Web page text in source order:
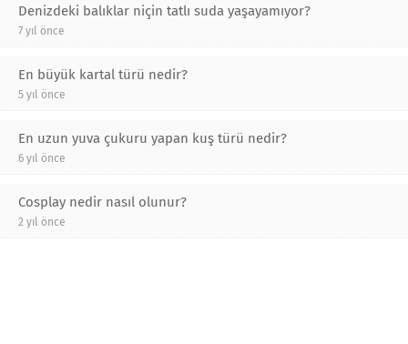
Denizdeki balıklar niçin tatlı suda yaşayamıyor?
7 yıl önce
En büyük kartal türü nedir?
5 yıl önce
En uzun yuva çukuru yapan kuş türü nedir?
6 yıl önce
Cosplay nedir nasıl olunur?
2 yıl önce